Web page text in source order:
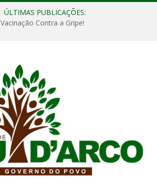
ÚLTIMAS PUBLICAÇÕES:
Vacinação Contra a Gripe!